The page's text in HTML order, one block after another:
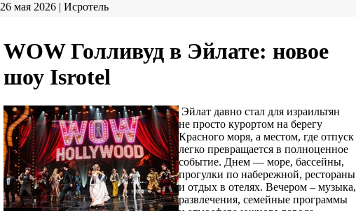
26 мая 2026 | Исротель
WOW Голливуд в Эйлате: новое
шоу Isrotel
Эйлат давно стал для израильтян
не просто курортом на берегу
Красного моря, а местом, где отпуск
легко превращается в полноценное
событие. Днем — море, бассейны,
прогулки по набережной, рестораны
и отдых в отелях. Вечером – музыка,
развлечения, семейные программы